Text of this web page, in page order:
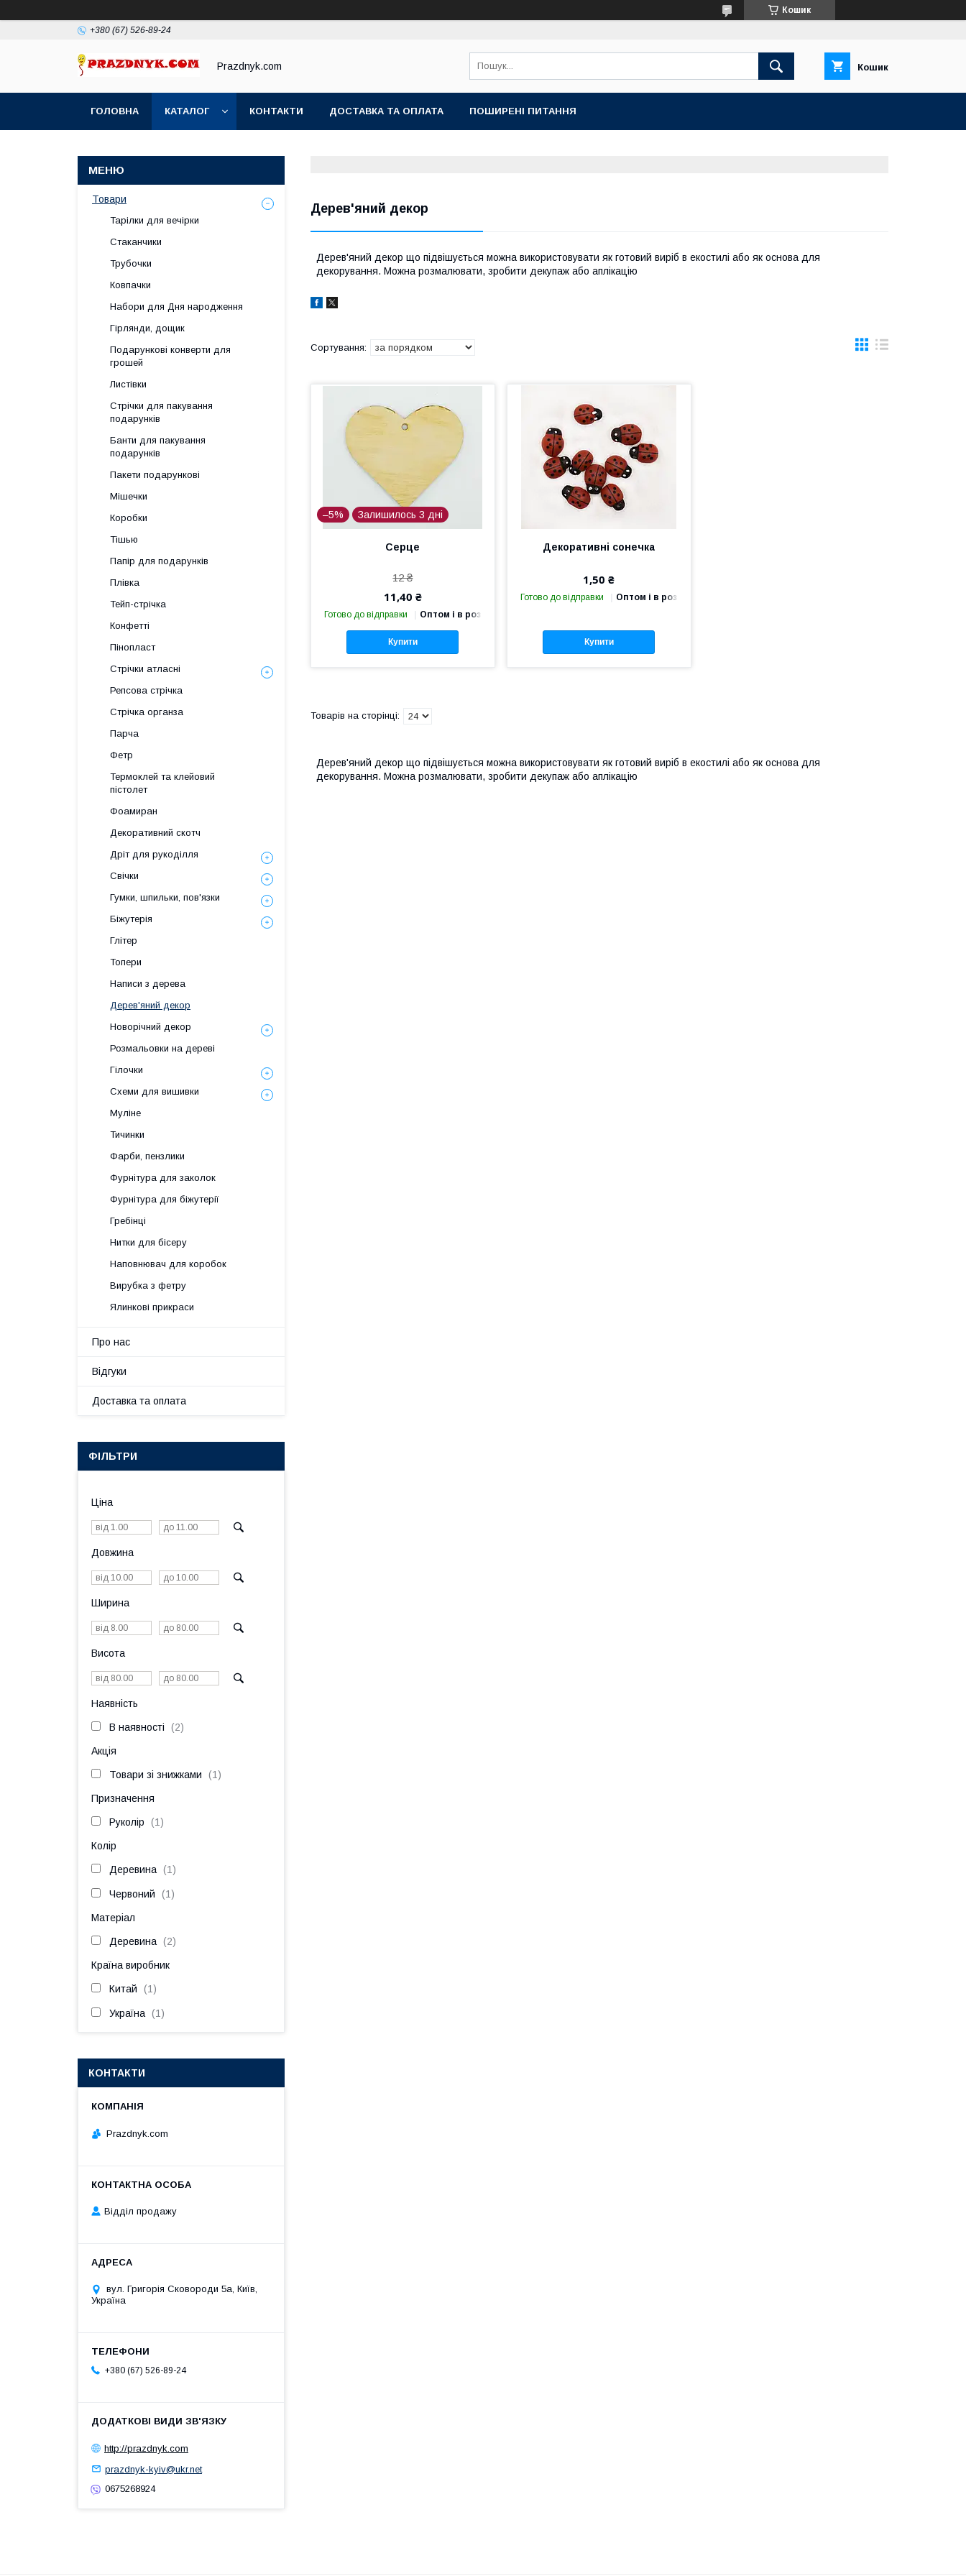
Кошик
+380 (67) 526-89-24
Prazdnyk.com Кошик
ГОЛОВНА КАТАЛОГ КОНТАКТИ ДОСТАВКА ТА ОПЛАТА ПОШИРЕНІ ПИТАННЯ
Дерев'яний декор
Дерев'яний декор що підвішується можна використовувати як готовий виріб в екостилі або як основа для
декорування. Можна розмалювати, зробити декупаж або аплікацію
–5% Залишилось 3 дні
Серце
12 ₴
11,40 ₴
Готово до відправки Оптом і в роздріб
Купити
Декоративні сонечка
1,50 ₴
Готово до відправки Оптом і в роздріб
Купити
Дерев'яний декор що підвішується можна використовувати як готовий виріб в екостилі або як основа для
декорування. Можна розмалювати, зробити декупаж або аплікацію
Товари
Тарілки для вечірки
Стаканчики
Трубочки
Ковпачки
Набори для Дня народження
Гірлянди, дощик
Подарункові конверти для
грошей
Листівки
Стрічки для пакування
подарунків
Банти для пакування
подарунків
Пакети подарункові
Мішечки
Коробки
Тішью
Папір для подарунків
Плівка
Тейп-стрічка
Конфетті
Пінопласт
Стрічки атласні
Репсова стрічка
Стрічка органза
Парча
Фетр
Термоклей та клейовий
пістолет
Фоамиран
Декоративний скотч
Дріт для рукоділля
Свічки
Гумки, шпильки, пов'язки
Біжутерія
Глітер
Топери
Написи з дерева
Дерев'яний декор
Новорічний декор
Розмальовки на дереві
Гілочки
Схеми для вишивки
Муліне
Тичинки
Фарби, пензлики
Фурнітура для заколок
Фурнітура для біжутерії
Гребінці
Нитки для бісеру
Наповнювач для коробок
Вирубка з фетру
Ялинкові прикраси
Про нас
Відгуки
Доставка та оплата
ФІЛЬТРИ
Ціна
Довжина
Ширина
Висота
Наявність
В наявності 2
Акція
Товари зі знижками 1
Призначення
Руколір 1
Колір
Деревина 1
Червоний 1
Матеріал
Деревина 2
Країна виробник
Китай 1
Україна 1
КОНТАКТИ
Prazdnyk.com
Відділ продажу
вул. Григорія Сковороди 5а, Київ,
Україна
+380 (67) 526-89-24
http://prazdnyk.com
prazdnyk-kyiv@ukr.net
0675268924